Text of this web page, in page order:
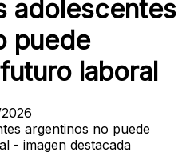
adolescentes
puede
laboral